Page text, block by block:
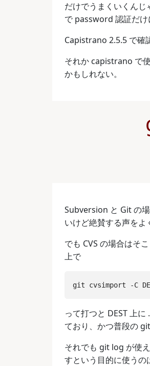
だけでうまくいくん
で password 認証だけ
Capistrano 2.5.5 で確
それか capistrano で
かもしれない。
Subversion と Git の
いけど絶賛する声をよ
でも CVS の場合はそ
上で
って打つと DEST 上
ており、かつ普段の
それでも git log が使
すという目的に使うの